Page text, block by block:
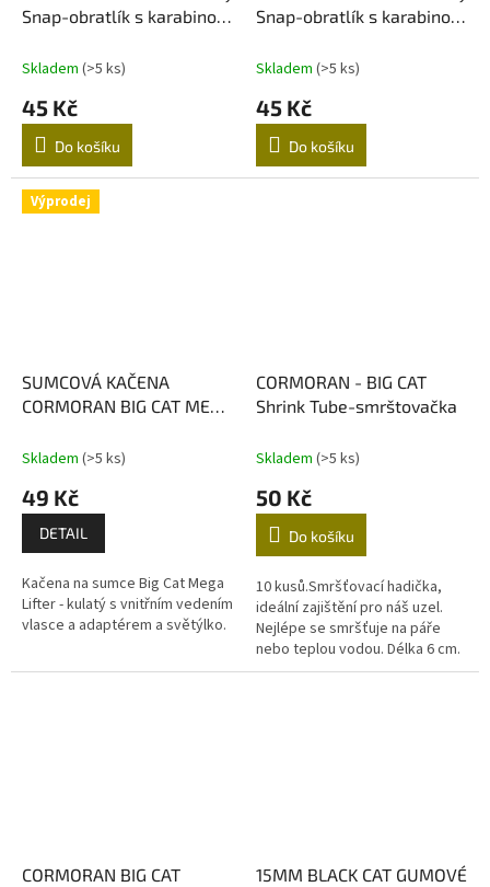
Snap-obratlík s karabinou
Skladem (>5 ks)
45 Kč
Do košíku
Snap-obratlík s karabinou
Skladem (>5 ks)
45 Kč
Do košíku
Výprodej
SUMCOVÁ KAČENA
CORMORAN BIG CAT MEGA
Skladem (>5 ks)
49 Kč
DETAIL
Kačena na sumce Big Cat Mega
Lifter - kulatý s vnitřním vedením
vlasce a adaptérem a světýlko.
CORMORAN - BIG CAT
Shrink Tube-smrštovačka
Skladem (>5 ks)
50 Kč
Do košíku
10 kusů.Smršťovací hadička,
ideální zajištění pro náš uzel.
Nejlépe se smršťuje na páře
nebo teplou vodou. Délka 6 cm.
Průměr 1 cm. V balení 10 ks.
CORMORAN BIG CAT
15MM BLACK CAT GUMOVÉ